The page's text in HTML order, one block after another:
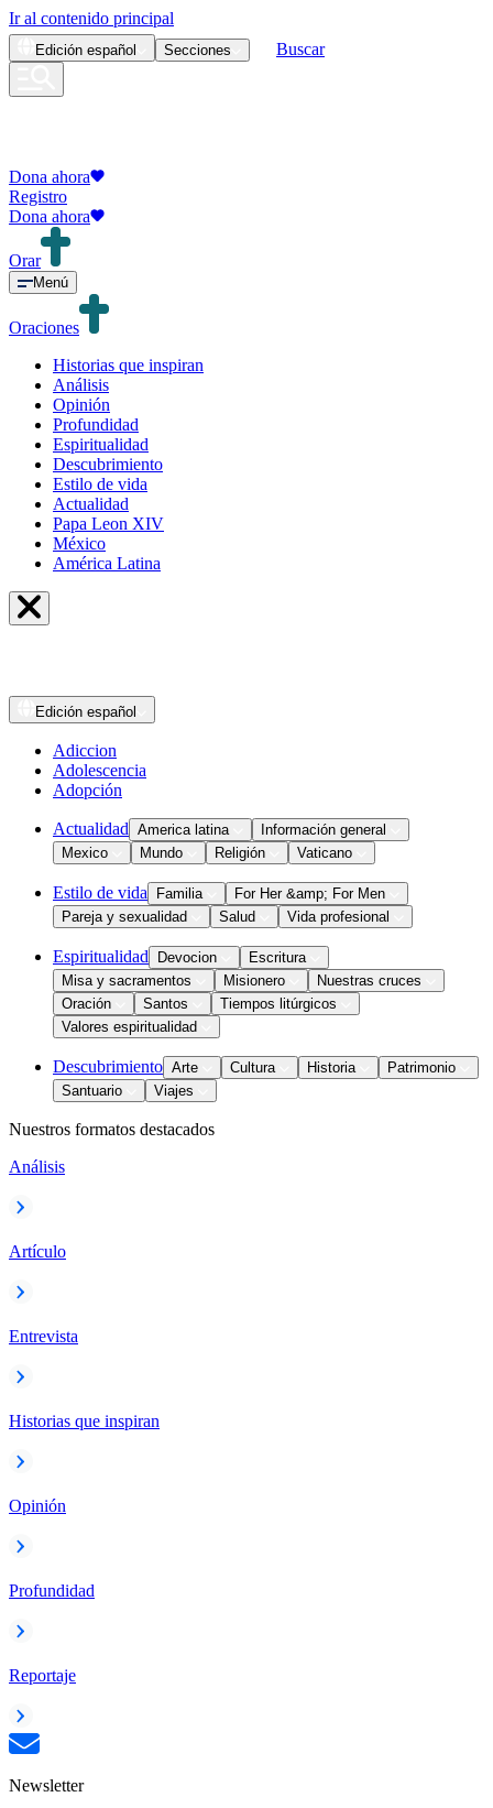
Ir al contenido principal
Edición español Secciones Buscar
Dona ahora
Registro
Dona ahora
Orar
Menú
Oraciones
Historias que inspiran
Análisis
Opinión
Profundidad
Espiritualidad
Descubrimiento
Estilo de vida
Actualidad
Papa Leon XIV
México
América Latina
Edición español
Adiccion
Adolescencia
Adopción
Actualidad America latina
Información general
Mexico
Mundo Religión Vaticano
Estilo de vida Familia
For Her &amp; For Men
Pareja y sexualidad
Salud Vida profesional
Espiritualidad Devocion
Escritura
Misa y sacramentos
Misionero
Nuestras cruces
Oración
Santos
Tiempos litúrgicos
Valores espiritualidad
Descubrimiento Arte Cultura Historia
Patrimonio
Santuario
Viajes
Nuestros formatos destacados
Análisis
Artículo
Entrevista
Historias que inspiran
Opinión
Profundidad
Reportaje
Newsletter